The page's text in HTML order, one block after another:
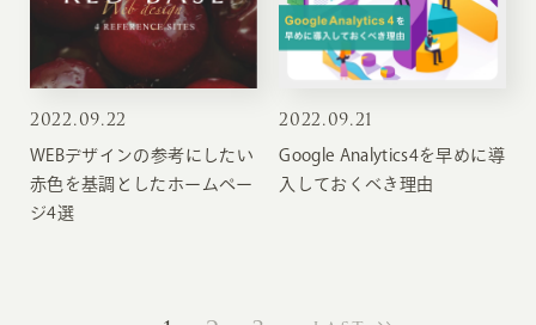
2022.09.22
WEBデザインの参考にしたい
赤色を基調としたホームペー
ジ4選
2022.09.21
Google Analytics4を早めに導
入しておくべき理由